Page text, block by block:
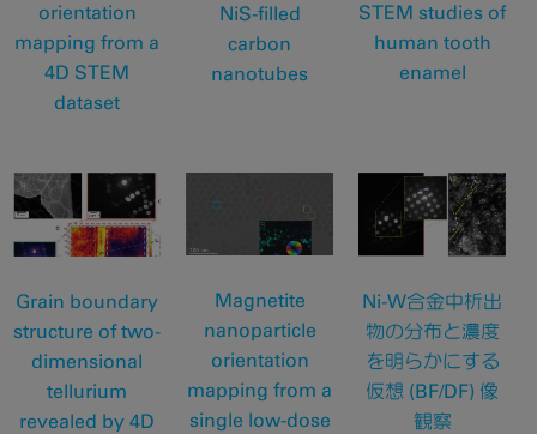
orientation
mapping from a
4D STEM
dataset
NiS-filled
carbon
nanotubes
STEM studies of
human tooth
enamel
Grain boundary
structure of two-
dimensional
tellurium
revealed by 4D
Magnetite
nanoparticle
orientation
mapping from a
single low-dose
Ni-W合金中析出
物の分布と濃度
を明らかにする
仮想 (BF/DF) 像
観察